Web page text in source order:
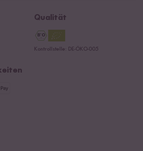
Qualität
Kontrollstelle: DE-ÖKO-005